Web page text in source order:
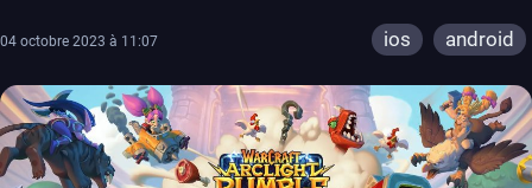
04 octobre 2023 à 11:07 ios android